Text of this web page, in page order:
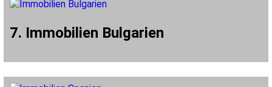
7. Immobilien Bulgarien